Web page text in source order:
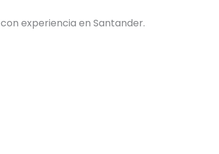
con experiencia en Santander.